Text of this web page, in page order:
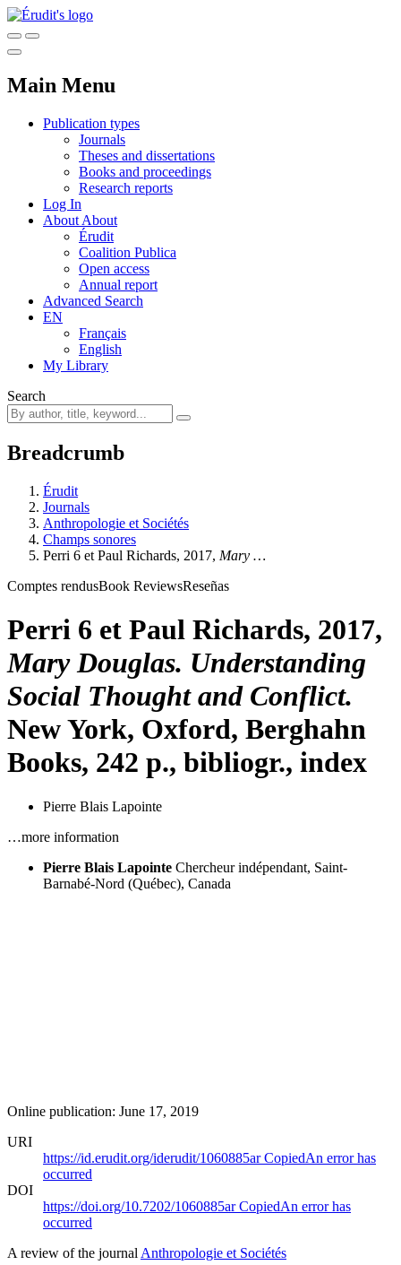
Main Menu
Publication types
Journals
Theses and dissertations
Books and proceedings
Research reports
Log In
About About
Érudit
Coalition Publica
Open access
Annual report
Advanced Search
EN
Français
English
My Library
Search
Breadcrumb
Érudit
Journals
Anthropologie et Sociétés
Champs sonores
Perri 6 et Paul Richards, 2017, Mary …
Comptes rendusBook ReviewsReseñas
Perri 6 et Paul Richards, 2017,
Mary Douglas. Understanding
Social Thought and Conflict.
New York, Oxford, Berghahn
Books, 242 p., bibliogr., index
Pierre Blais Lapointe
…more information
Pierre Blais Lapointe Chercheur indépendant, Saint-
Barnabé-Nord (Québec), Canada
Online publication: June 17, 2019
URI
https://id.erudit.org/iderudit/1060885arCopiedAn error has
occurred
DOI
https://doi.org/10.7202/1060885arCopiedAn error has
occurred
A review of the journal Anthropologie et Sociétés